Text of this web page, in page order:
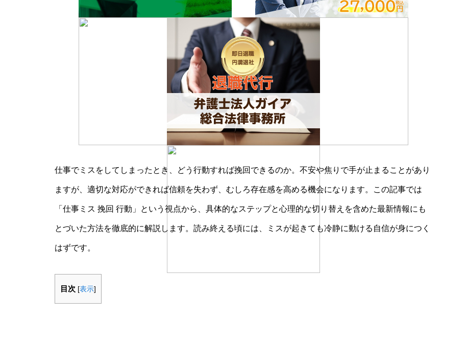
仕事でミスをしてしまったとき、どう行動すれば挽回できるのか。不安や焦りで手が止まることがあり
ますが、適切な対応ができれば信頼を失わず、むしろ存在感を高める機会になります。この記事では
「仕事ミス 挽回 行動」という視点から、具体的なステップと心理的な切り替えを含めた最新情報にも
とづいた方法を徹底的に解説します。読み終える頃には、ミスが起きても冷静に動ける自信が身につく
はずです。
目次 [表示]